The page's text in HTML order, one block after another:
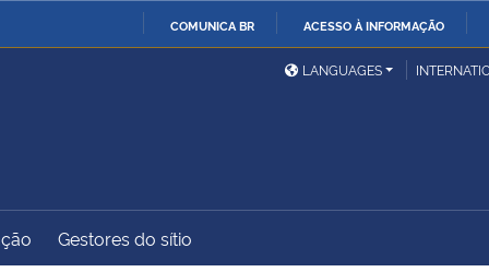
COMUNICA BR ACESSO À INFORMAÇÃO
Ministério da Defesa
Ministério das Relações
Exteriores
Ministério do
LANGUAGES
Gestores do sítio